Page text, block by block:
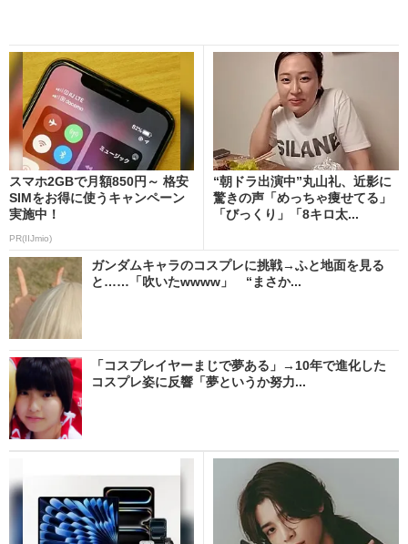
スマホ2GBで月額850円～ 格安
SIMをお得に使うキャンペーン
実施中！
PR(IIJmio)
“朝ドラ出演中”丸山礼、近影に
驚きの声「めっちゃ痩せてる」
「びっくり」「8キロ太...
ガンダムキャラのコスプレに挑戦→ふと地面を見る
と……「吹いたwwww」 “まさか...
「コスプレイヤーまじで夢ある」→10年で進化した
コスプレ姿に反響「夢というか努力...